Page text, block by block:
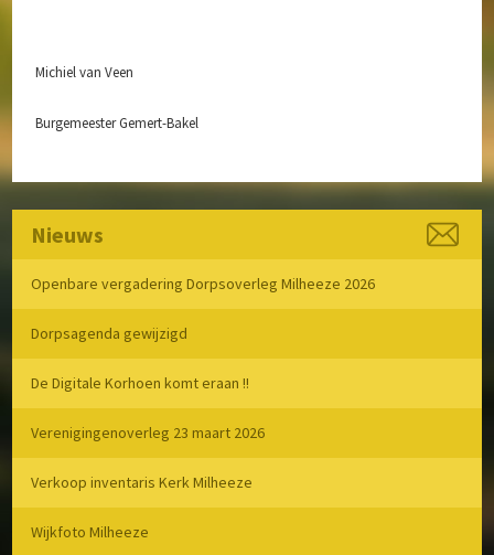
Michiel van Veen
Burgemeester Gemert-Bakel
Nieuws
Openbare vergadering Dorpsoverleg Milheeze 2026
Dorpsagenda gewijzigd
De Digitale Korhoen komt eraan !!
Verenigingenoverleg 23 maart 2026
Verkoop inventaris Kerk Milheeze
Wijkfoto Milheeze